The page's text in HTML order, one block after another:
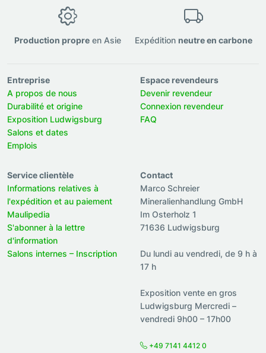
Production propreen Asie Expédition neutre en carbone
Entreprise
A propos de nous
Durabilité et origine
Exposition Ludwigsburg
Salons et dates
Emplois
Espace revendeurs
Devenir revendeur
Connexion revendeur
FAQ
Service clientèle
Informations relatives à
l'expédition et au paiement
Maulipedia
S'abonner à la lettre
d'information
Salons internes – Inscription
Contact
Marco Schreier
Mineralienhandlung GmbH
Im Osterholz 1
71636 Ludwigsburg
Du lundi au vendredi, de 9 h à
17 h
Exposition vente en gros
Ludwigsburg Mercredi –
vendredi 9h00 – 17h00
+49 7141 4412 0